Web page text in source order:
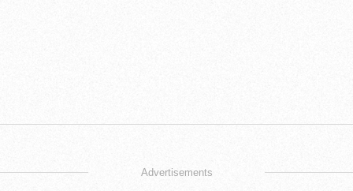
Advertisements